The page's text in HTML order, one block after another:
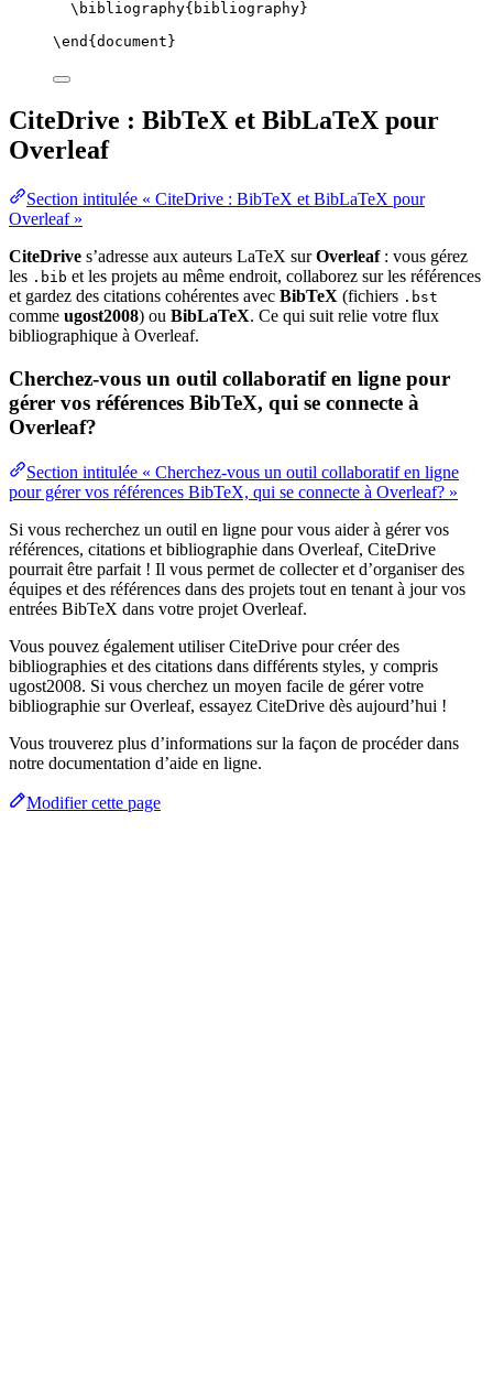
\bibliography{bibliography}
\end { document }
CiteDrive : BibTeX et BibLaTeX pour
Overleaf
Section intitulée « CiteDrive : BibTeX et BibLaTeX pour
Overleaf »
CiteDrive s’adresse aux auteurs LaTeX surOverleaf: vous gérez
les .bib et les projets au même endroit, collaborez sur les références
et gardez des citations cohérentes avec BibTeX (fichiers .bst
comme ugost2008) ou BibLaTeX. Ce qui suit relie votre flux
bibliographique à Overleaf.
Cherchez-vous un outil collaboratif en ligne pour
gérer vos références BibTeX, qui se connecte à
Overleaf?
Section intitulée « Cherchez-vous un outil collaboratif en ligne
pour gérer vos références BibTeX, qui se connecte à Overleaf? »
Si vous recherchez un outil en ligne pour vous aider à gérer vos
références, citations et bibliographie dans Overleaf, CiteDrive
pourrait être parfait ! Il vous permet de collecter et d’organiser des
équipes et des références dans des projets tout en tenant à jour vos
entrées BibTeX dans votre projet Overleaf.
Vous pouvez également utiliser CiteDrive pour créer des
bibliographies et des citations dans différents styles, y compris
ugost2008. Si vous cherchez un moyen facile de gérer votre
bibliographie sur Overleaf, essayez CiteDrive dès aujourd’hui !
Vous trouverez plus d’informations sur la façon de procéder dans
notre documentation d’aide en ligne.
Modifier cette page